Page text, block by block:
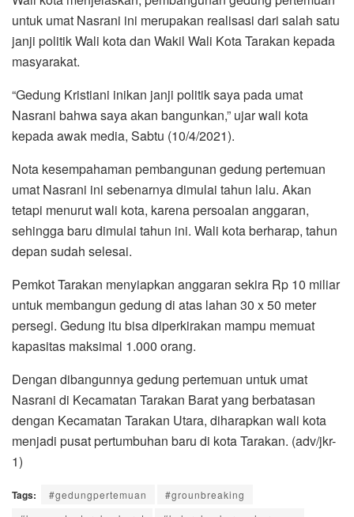
untuk umat Nasrani ini merupakan realisasi dari salah satu
janji politik Wali kota dan Wakil Wali Kota Tarakan kepada
masyarakat.
“Gedung Kristiani inikan janji politik saya pada umat
Nasrani bahwa saya akan bangunkan,” ujar wali kota
kepada awak media, Sabtu (10/4/2021).
Nota kesempahaman pembangunan gedung pertemuan
umat Nasrani ini sebenarnya dimulai tahun lalu. Akan
tetapi menurut wali kota, karena persoalan anggaran,
sehingga baru dimulai tahun ini. Wali kota berharap, tahun
depan sudah selesai.
Pemkot Tarakan menyiapkan anggaran sekira Rp 10 miliar
untuk membangun gedung di atas lahan 30 x 50 meter
persegi. Gedung itu bisa diperkirakan mampu memuat
kapasitas maksimal 1.000 orang.
Dengan dibangunnya gedung pertemuan untuk umat
Nasrani di Kecamatan Tarakan Barat yang berbatasan
dengan Kecamatan Tarakan Utara, diharapkan wali kota
menjadi pusat pertumbuhan baru di kota Tarakan. (adv/jkr-
1)
Tags: #gedungpertemuan
#grounbreaking